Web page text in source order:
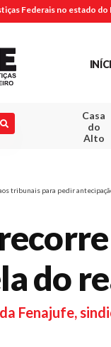
Federais no estado do
Casa
do
Alto
tribunais para pedir
do
Fenajufe,